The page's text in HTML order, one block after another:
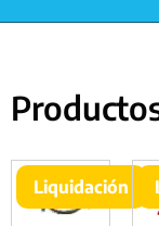
Liquidación